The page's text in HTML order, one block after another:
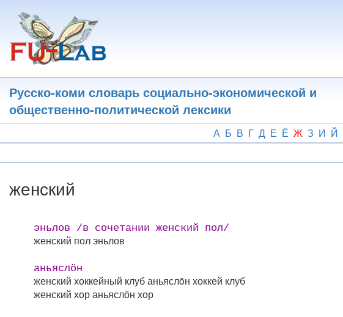
основному
содержанию
Русско-коми словарь социально-экономической и
общественно-политической лексики
А Б В Г Д Е Ё Ж З И Й
женский
эньлов /в сочетании женский пол/
женский полэньлов
аньяслӧн
женский хоккейный клубаньяслöн хоккей клуб
женский хораньяслӧн хор